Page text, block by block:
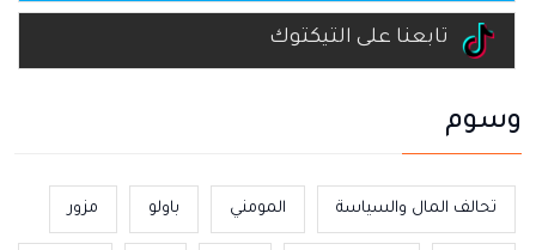
تابعنا على التيكتوك
وسوم
تحالف المال والسياسة المومني باولو مزور